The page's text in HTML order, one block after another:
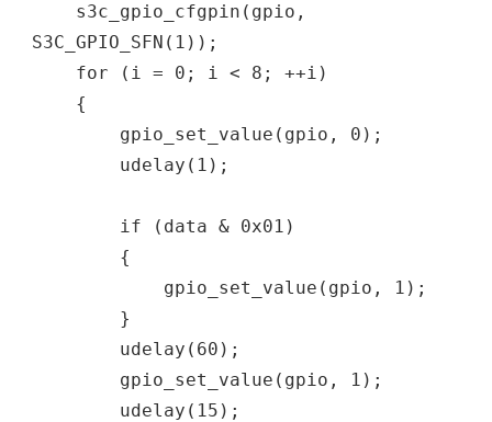
s3c_gpio_cfgpin(gpio,
S3C_GPIO_SFN(1));
for (i = 0; i < 8; ++i)
{
gpio_set_value(gpio, 0);
udelay(1);
if (data & 0x01)
{
gpio_set_value(gpio, 1);
}
udelay(60);
gpio_set_value(gpio, 1);
udelay(15);